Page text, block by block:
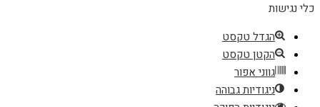
כלי נגישות
הגדל טקסט
הקטן טקסט
גווני אפור
ניגודיות גבוהה